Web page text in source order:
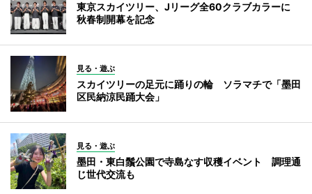
東京スカイツリー、Jリーグ全60クラブカラーに
秋春制開幕を記念
見る・遊ぶ
スカイツリーの足元に踊りの輪 ソラマチで「墨田
区民納涼民踊大会」
見る・遊ぶ
墨田・東白鬚公園で寺島なす収穫イベント 調理通
じ世代交流も